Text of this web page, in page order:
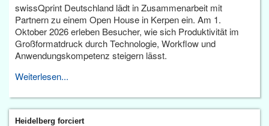
swissQprint Deutschland lädt in Zusammenarbeit mit
Partnern zu einem Open House in Kerpen ein. Am 1.
Oktober 2026 erleben Besucher, wie sich Produktivität im
Großformatdruck durch Technologie, Workflow und
Anwendungskompetenz steigern lässt.
Weiterlesen...
Heidelberg forciert